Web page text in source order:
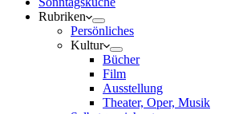
Rubriken
Persönliches
Kultur
Bücher
Film
Ausstellung
Theater, Oper, Musik